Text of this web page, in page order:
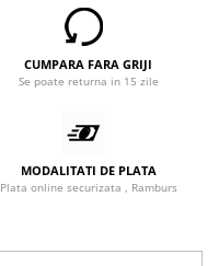
CUMPARA FARA GRIJI
Se poate returna in 15 zile
MODALITATI DE PLATA
Plata online securizata , Ramburs